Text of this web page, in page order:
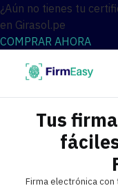
¿Aún no tienes tu
en Girasol.pe
COMPRAR AHORA
Tus
Firma electrónica con